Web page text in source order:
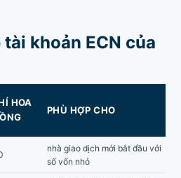
khoản ECN của
HOA
PHÙ HỢP CHO
nhà giao dịch mới bắt đầu với
số vốn nhỏ